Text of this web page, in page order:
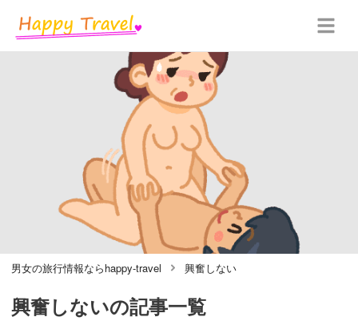
男女の旅行情報ならhappy-travel 興奮しない
興奮しないの記事一覧